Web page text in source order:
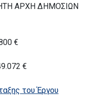
ΑΡΧΗ ΔΗΜΟΣΙΩΝ
€
€
του Έργου